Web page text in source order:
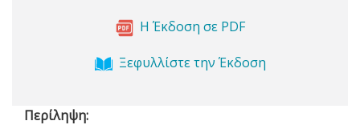
Η Έκδοση σε PDF
Ξεφυλλίστε την Έκδοση
Περίληψη: